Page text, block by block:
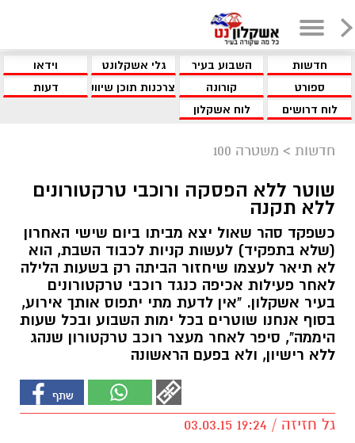
חדשות השבוע בעיר גלי אשקלונט
וידאו
ספורט
קורונה צרכנות תוכן שיווקי
דעות
לוח דרושים
לוח אשקלון
חדשות > משטרה 100
שוטר ללא הפסקה ורוכבי טרקטורונים
ללא תקנה
כשפקד סהר שאול יצא מביתו ביום שישי האחרון
(שלא בתפקיד) לעשות קניות לכבוד השבת, הוא
לא תיאר לעצמו שיחזור הביתה רק בשעות הלילה
לאחר פעילות אכיפה כנגד רוכבי טרקטורונים
בעיר אשקלון. "אין לדעת מתי יתפוס אותך אירוע,
בסוף אנחנו שוטרים בכל ימות השבוע ובכל שעות
היממה", סיפר לאחר מעצר רוכב טרקטורון שנהג
ללא רישיון, ולא בפעם הראשונה
גל חזיזה / 19:24 03.03.15